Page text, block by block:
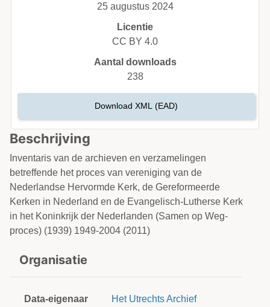
Beschrijving
Inventaris van de archieven en verzamelingen
betreffende het proces van vereniging van de
Nederlandse Hervormde Kerk, de Gereformeerde
Kerken in Nederland en de Evangelisch-Lutherse Kerk
in het Koninkrijk der Nederlanden (Samen op Weg-
proces) (1939) 1949-2004 (2011)
Organisatie
Data-eigenaar Het Utrechts Archief
25 augustus 2024
Licentie
CC BY 4.0
Aantal downloads
238
Download XML (EAD)